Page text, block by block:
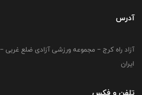
آدرس
آزاد راه کرج – مجموعه ورزشی آزادی ضلع
ایران